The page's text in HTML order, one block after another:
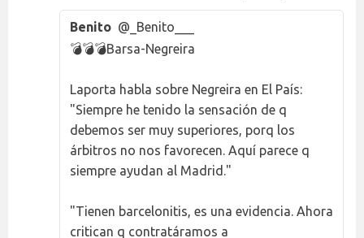
Benito @_Benito___
💣💣💣Barsa-Negreira
Laporta habla sobre Negreira en El País:
"Siempre he tenido la sensación de q
debemos ser muy superiores, porq los
árbitros no nos favorecen. Aquí parece q
siempre ayudan al Madrid."
"Tienen barcelonitis, es una evidencia. Ahora
critican q contratáramos a